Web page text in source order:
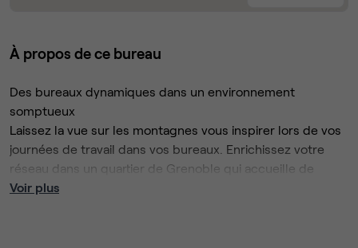
À propos de ce bureau
Des bureaux dynamiques dans un environnement
somptueux
Laissez la vue sur les montagnes vous inspirer lors de vos
journées de travail dans vos bureaux. Enrichissez votre
réseau dans un quartier de Grenoble qui accueille de
nombreuses sociétés informatiques, de technologie et de
Voir plus